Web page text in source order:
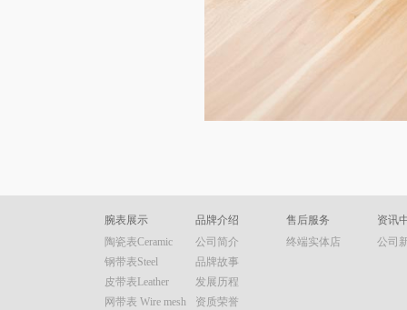
腕表展示
陶瓷表Ceramic
钢带表Steel
皮带表Leather
网带表 Wire mesh
品牌介绍
公司简介
品牌故事
发展历程
资质荣誉
售后服务
终端实体店
资讯
公司